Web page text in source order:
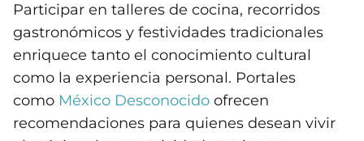
Participar en talleres de cocina, recorridos
gastronómicos y festividades tradicionales
enriquece tanto el conocimiento cultural
como la experiencia personal. Portales
como México Desconocido ofrecen
recomendaciones para quienes desean vivir